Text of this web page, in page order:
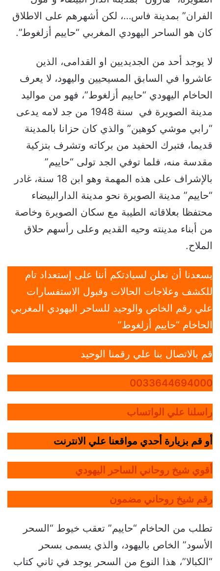
الفران” بمدينة فاس…، لكن أشهرهم على الاطلاق
كان هو الساحر اليهودي المغربي “حاييم أزلغوط”.
لا يوجد أحد من الجديديين او القدامى، الذين
عاشروا في السابق المسيحيين واليهود، لا يعرف
الحاخام اليهودي “حاييم أزلغوط”، فهو من مواليد
مدينة الصويرة في سنة 1948 من جد لامه يدعى
“رابي موشي كوهين” والذي كان حزانا بالمدينة
قديما، فتبرك الحفيد من بركاته وتشرف بتزكية
مقدسة منه، فلما توفي الجد تولى “حاييم”
بالإشراف على هذه المهمة وهو ابن 18 سنة، غادر
“حاييم” مدينة الصويرة نحو مدينة الدارالبيضاء
محتفظا بعلاقاته الطيبة مع سكان الصويرة وخاصة
من أبناء مدينته وحيه القديم وعلى رأسهم حلاق
الملاح.
يسعدنا أن نعلن لسيادتكم أننا على إستعداد تام
للكشف وعلاجات الحالات وقبول الاستفسارات
علي رقم الخاص والوحيد للساحر اليهودي المغربي
الحاخام “حاييم أزلغوط”
قم بالاتصال بنا علي رقمنا الوحيد
0033644694000
راسلنا علي الواتساب
أو قم بزيارة أحدي مواقعنا علي الانترنت
أقوي شيخ روحاني الساحر اليهودي
رقم شيخ روحاني مضمون
تطلب من الحاخام “حاييم” تعقب خيوط “السحر
الأسود” الخاص باليهود، والذي يسمى بسحر
“الكبالا”، هذا النوع من السحر يوجد في ثاني كتاب